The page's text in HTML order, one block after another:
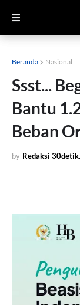
Beranda Nasional
Ssst...
Bantu
Beban
by Redaksi